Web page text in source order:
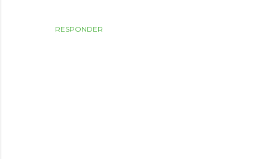
RESPONDER